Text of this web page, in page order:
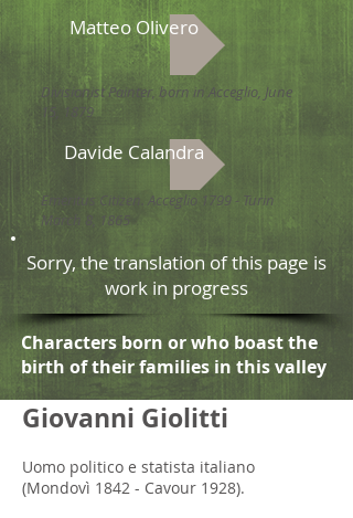
Matteo Olivero
Divisionist Painter, born in Acceglio, June
15, 1879
Davide Calandra
Emeritus Citizen. Acceglio 1799 - Turin
March 8, 1865
Sorry, the translation of this page is
work in progress
Characters born or who boast the
birth of their families in this valley
Giovanni Giolitti
Uomo politico e statista italiano
(Mondovì 1842 - Cavour 1928).